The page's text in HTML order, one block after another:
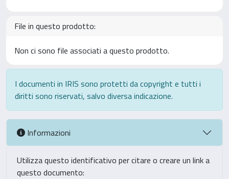
File in questo prodotto:
Non ci sono file associati a questo prodotto.
I documenti in IRIS sono protetti da copyright e tutti i
diritti sono riservati, salvo diversa indicazione.
Informazioni
Utilizza questo identificativo per citare o creare un link a
questo documento: